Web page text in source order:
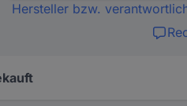
Hersteller bzw.